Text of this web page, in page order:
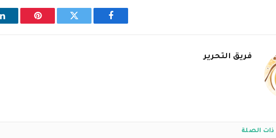
فيسبوك تويتر بينتيريست
فريق التحرير
ذات الصلة